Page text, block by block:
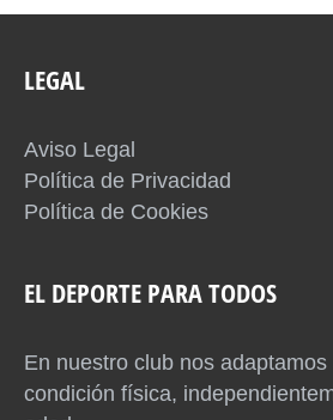
LEGAL
Aviso Legal
Política de Privacidad
Política de Cookies
EL DEPORTE PARA TODOS
En nuestro club nos
condición física,